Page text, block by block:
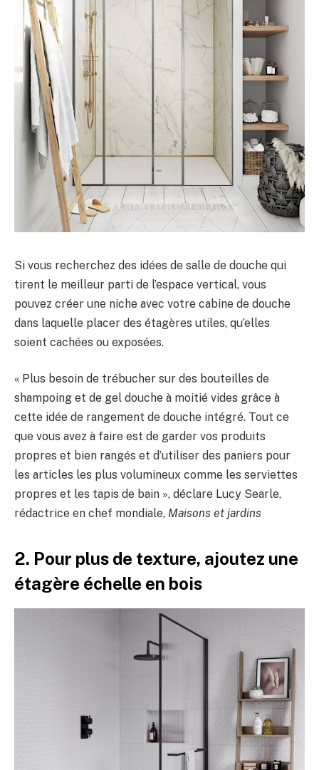
Si vous recherchez des idées de salle de douche qui
tirent le meilleur parti de l’espace vertical, vous
pouvez créer une niche avec votre cabine de douche
dans laquelle placer des étagères utiles, qu’elles
soient cachées ou exposées.
« Plus besoin de trébucher sur des bouteilles de
shampoing et de gel douche à moitié vides grâce à
cette idée de rangement de douche intégré. Tout ce
que vous avez à faire est de garder vos produits
propres et bien rangés et d’utiliser des paniers pour
les articles les plus volumineux comme les serviettes
propres et les tapis de bain », déclare Lucy Searle,
rédactrice en chef mondiale, Maisons et jardins
2. Pour plus de texture, ajoutez une
étagère échelle en bois